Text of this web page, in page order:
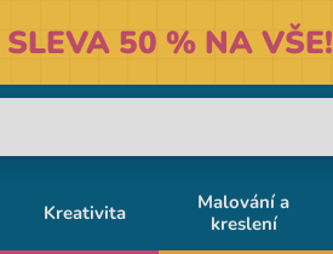
SLEVA 50 % NA VŠE!
Kreativita
Malování a
kreslení